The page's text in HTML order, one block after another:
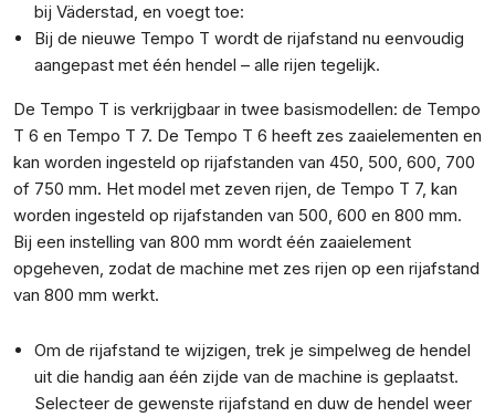
bij Väderstad, en voegt toe:
Bij de nieuwe Tempo T wordt de rijafstand nu eenvoudig
aangepast met één hendel – alle rijen tegelijk.
De Tempo T is verkrijgbaar in twee basismodellen: de Tempo
T 6 en Tempo T 7. De Tempo T 6 heeft zes zaaielementen en
kan worden ingesteld op rijafstanden van 450, 500, 600, 700
of 750 mm. Het model met zeven rijen, de Tempo T 7, kan
worden ingesteld op rijafstanden van 500, 600 en 800 mm.
Bij een instelling van 800 mm wordt één zaaielement
opgeheven, zodat de machine met zes rijen op een rijafstand
van 800 mm werkt.
Om de rijafstand te wijzigen, trek je simpelweg de hendel
uit die handig aan één zijde van de machine is geplaatst.
Selecteer de gewenste rijafstand en duw de hendel weer